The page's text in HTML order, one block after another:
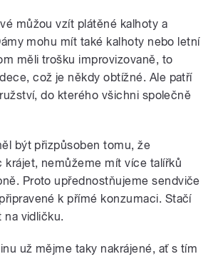
můžou vzít plátěné kalhoty a
mohu mít také kalhoty nebo letní
měli trošku improvizovaně, to
což je někdy obtížné. Ale patří
do kterého všichni společně
být přizpůsoben tomu, že
krájet, nemůžeme mít více talířků
Proto upřednostňujeme sendviče
k přímé konzumaci. Stačí
na vidličku.
už mějme taky nakrájené, ať s tím